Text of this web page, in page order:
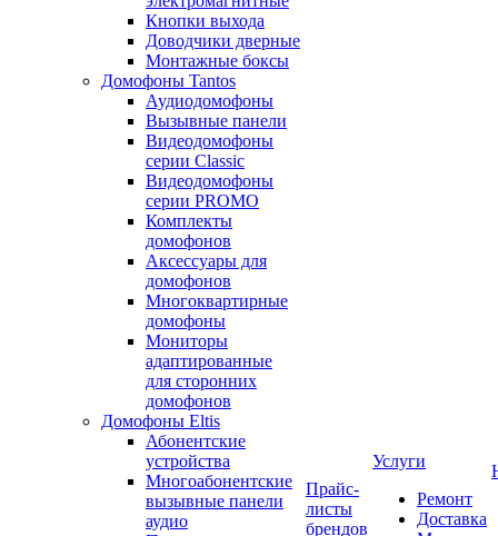
Кнопки выхода
Доводчики дверные
Монтажные боксы
Домофоны Tantos
Аудиодомофоны
Вызывные панели
Видеодомофоны
серии Classic
Видеодомофоны
серии PROMO
Комплекты
домофонов
Аксессуары для
домофонов
Многоквартирные
домофоны
Мониторы
адаптированные
для сторонних
домофонов
Домофоны Eltis
Абонентские
устройства
Многоабонентские
вызывные панели
аудио
Прайс-
листы
брендов
Услуги
Ремонт
Доставка